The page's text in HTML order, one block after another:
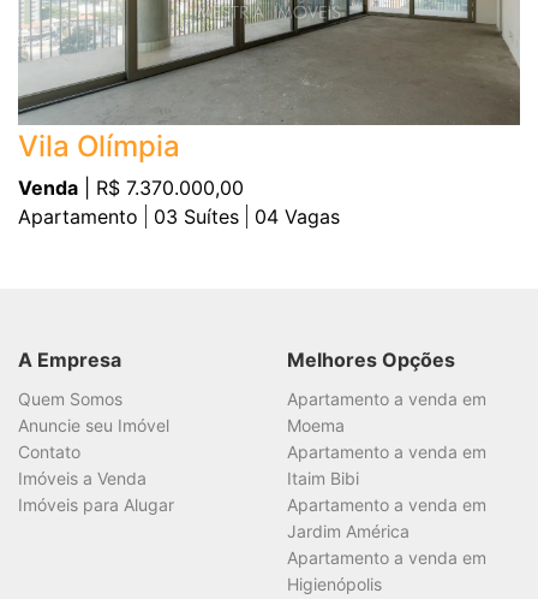
Vila Olímpia
Venda | R$ 7.370.000,00
Apartamento
03 Suítes 04 Vagas
A Empresa
Quem Somos
Anuncie seu Imóvel
Contato
Imóveis a Venda
Imóveis para Alugar
Melhores Opções
Apartamento a venda em
Moema
Apartamento a venda em
Itaim Bibi
Apartamento a venda em
Jardim América
Apartamento a venda em
Higienópolis